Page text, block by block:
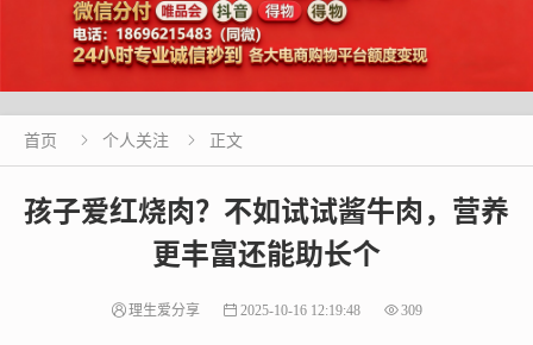
首页  个人关注  正文
孩子爱红烧肉？不如试试酱牛肉，营养
更丰富还能助长个
理生爱分享 2025-10-16 12:19:48 309